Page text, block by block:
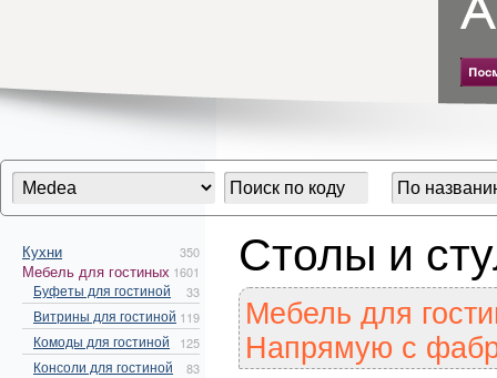
Кухни 350
Мебель для гостиных 1601
Буфеты для гостиной 33
Витрины для гостиной 119
Комоды для гостиной 125
Консоли для гостиной 83
Столы и
Мебель для
Напрямую с